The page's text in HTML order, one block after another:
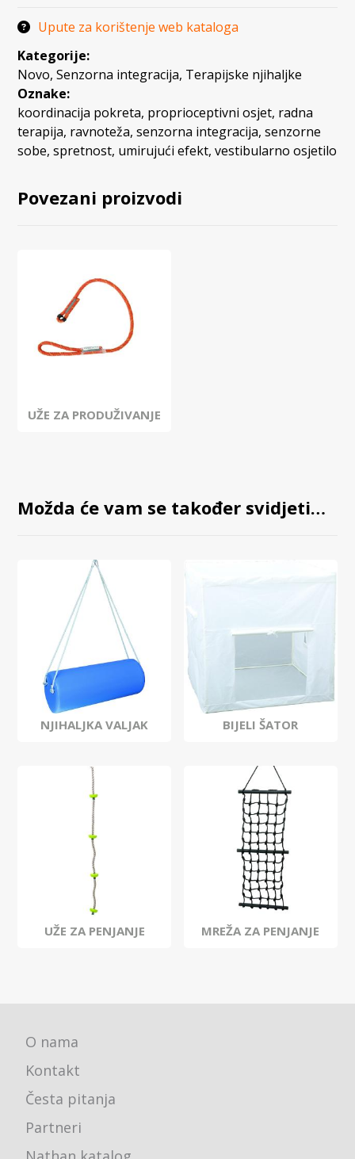
Upute za korištenje web kataloga
Kategorije:
Novo,Senzorna integracija, Terapijske njihaljke
Oznake:
koordinacija pokreta, proprioceptivni osjet, radna
terapija, ravnoteža,senzorna integracija,senzorne
sobe,spretnost, umirujući efekt,vestibularno osjetilo
Povezani proizvodi
UŽE ZA PRODUŽIVANJE
Možda će vam se također svidjeti…
NJIHALJKA VALJAK BIJELI ŠATOR
UŽE ZA PENJANJE MREŽA ZA PENJANJE
O nama
Kontakt
Česta pitanja
Partneri